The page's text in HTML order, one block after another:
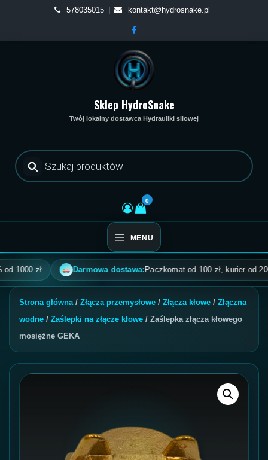
content
578035015 kontakt@hydrosnake.pl
Sklep HydroSnake
Twój lokalny dostawca Hydrauliki siłowej
Wyszukiwarka
produktów
0
MENU
zł Darmowa dostawa:Paczkomat od 100 zł, kurier od 200 zł,
Strona główna/ Złącza przemysłowe / Złącza kłowe / Złączna
wodne / Zaślepki na złącze kłowe / Zaślepka złącza kłowego
mosiężne GEKA